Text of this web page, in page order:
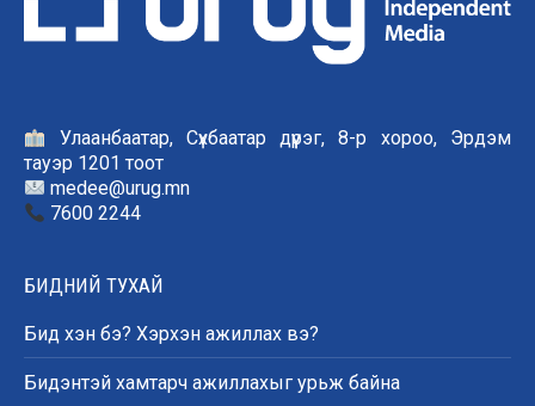
Улаанбаатар, Сүхбаатар дүүрэг, 8-р хороо, Эрдэм
тауэр 1201 тоот
medee@urug.mn
7600 2244
БИДНИЙ ТУХАЙ
Бид хэн бэ? Хэрхэн ажиллах вэ?
Бидэнтэй хамтарч ажиллахыг урьж байна